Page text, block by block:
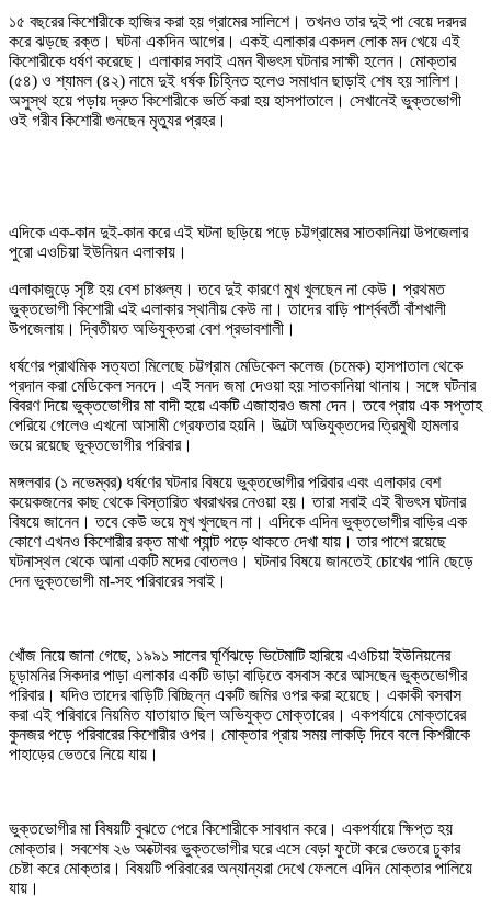
১৫ বছরের কিশোরীকে হাজির করা হয় গ্রামের সালিশে। তখনও তার দুই পা বেয়ে দরদর
করে ঝড়ছে রক্ত। ঘটনা একদিন আগের। একই এলাকার একদল লোক মদ খেয়ে এই
কিশোরীকে ধর্ষণ করেছে। এলাকার সবাই এমন বীভৎস ঘটনার সাক্ষী হলেন। মোক্তার
(৫৪) ও শ্যামল (৪২) নামে দুই ধর্ষক চিহ্নিত হলেও সমাধান ছাড়াই শেষ হয় সালিশ।
অসুস্থ হয়ে পড়ায় দ্রুত কিশোরীকে ভর্তি করা হয় হাসপাতালে। সেখানেই ভুক্তভোগী
ওই গরীব কিশোরী গুনছেন মৃত্যুর প্রহর।
এদিকে এক-কান দুই-কান করে এই ঘটনা ছড়িয়ে পড়ে চট্টগ্রামের সাতকানিয়া উপজেলার
পুরো এওচিয়া ইউনিয়ন এলাকায়।
এলাকাজুড়ে সৃষ্টি হয় বেশ চাঞ্চল্য। তবে দুই কারণে মুখ খুলছেন না কেউ। প্রথমত
ভুক্তভোগী কিশোরী এই এলাকার স্থানীয় কেউ না। তাদের বাড়ি পার্শ্ববর্তী বাঁশখালী
উপজেলায়। দ্বিতীয়ত অভিযুক্তরা বেশ প্রভাবশালী।
ধর্ষণের প্রাথমিক সত্যতা মিলেছে চট্টগ্রাম মেডিকেল কলেজ (চমেক) হাসপাতাল থেকে
প্রদান করা মেডিকেল সনদে। এই সনদ জমা দেওয়া হয় সাতকানিয়া থানায়। সঙ্গে ঘটনার
বিবরণ দিয়ে ভুক্তভোগীর মা বাদী হয়ে একটি এজাহারও জমা দেন। তবে প্রায় এক সপ্তাহ
পেরিয়ে গেলেও এখনো আসামী গ্রেফতার হয়নি। উল্টো অভিযুক্তদের ত্রিমুখী হামলার
ভয়ে রয়েছে ভুক্তভোগীর পরিবার।
মঙ্গলবার (১ নভেম্বর) ধর্ষণের ঘটনার বিষয়ে ভুক্তভোগীর পরিবার এবং এলাকার বেশ
কয়েকজনের কাছ থেকে বিস্তারিত খবরাখবর নেওয়া হয়। তারা সবাই এই বীভৎস ঘটনার
বিষয়ে জানেন। তবে কেউ ভয়ে মুখ খুলছেন না। এদিকে এদিন ভুক্তভোগীর বাড়ির এক
কোণে এখনও কিশোরীর রক্ত মাখা প্যান্ট পড়ে থাকতে দেখা যায়। তার পাশে রয়েছে
ঘটনাস্থল থেকে আনা একটি মদের বোতলও। ঘটনার বিষয়ে জানতেই চোখের পানি ছেড়ে
দেন ভুক্তভোগী মা-সহ পরিবারের সবাই।
খোঁজ নিয়ে জানা গেছে, ১৯৯১ সালের ঘূর্ণিঝড়ে ভিটেমাটি হারিয়ে এওচিয়া ইউনিয়নের
চূড়ামনির সিকদার পাড়া এলাকার একটি ভাড়া বাড়িতে বসবাস করে আসছেন ভুক্তভোগীর
পরিবার। যদিও তাদের বাড়িটি বিচ্ছিন্ন একটি জমির ওপর করা হয়েছে। একাকী বসবাস
করা এই পরিবারে নিয়মিত যাতায়াত ছিল অভিযুক্ত মোক্তারের। একপর্যায়ে মোক্তারের
কুনজর পড়ে পরিবারের কিশোরীর ওপর। মোক্তার প্রায় সময় লাকড়ি দিবে বলে কিশরীকে
পাহাড়ের ভেতরে নিয়ে যায়।
ভুক্তভোগীর মা বিষয়টি বুঝতে পেরে কিশোরীকে সাবধান করে। একপর্যায়ে ক্ষিপ্ত হয়
মোক্তার। সবশেষ ২৬ অক্টোবর ভুক্তভোগীর ঘরে এসে বেড়া ফুটো করে ভেতরে ঢুকার
চেষ্টা করে মোক্তার। বিষয়টি পরিবারের অন্যান্যরা দেখে ফেললে এদিন মোক্তার পালিয়ে
যায়।